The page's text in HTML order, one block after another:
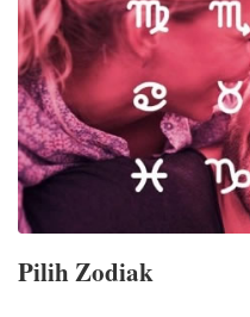
Pilih Zodiak